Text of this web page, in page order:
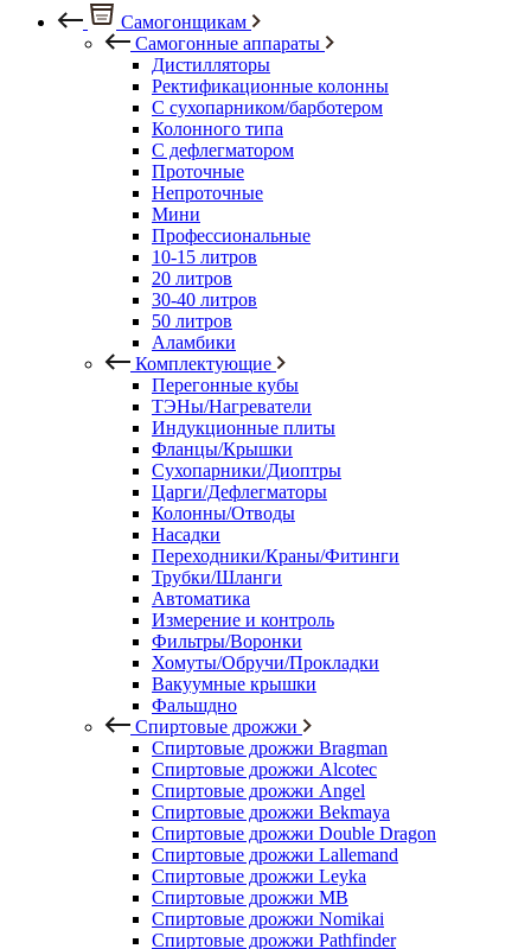
Самогонщикам
Самогонные аппараты
Дистилляторы
Ректификационные колонны
С сухопарником/барботером
Колонного типа
С дефлегматором
Проточные
Непроточные
Мини
Профессиональные
10-15 литров
20 литров
30-40 литров
50 литров
Аламбики
Комплектующие
Перегонные кубы
ТЭНы/Нагреватели
Индукционные плиты
Фланцы/Крышки
Сухопарники/Диоптры
Царги/Дефлегматоры
Колонны/Отводы
Насадки
Переходники/Краны/Фитинги
Трубки/Шланги
Автоматика
Измерение и контроль
Фильтры/Воронки
Хомуты/Обручи/Прокладки
Вакуумные крышки
Фальшдно
Спиртовые дрожжи
Спиртовые дрожжи Bragman
Спиртовые дрожжи Alcotec
Спиртовые дрожжи Angel
Спиртовые дрожжи Bekmaya
Спиртовые дрожжи Double Dragon
Спиртовые дрожжи Lallemand
Спиртовые дрожжи Leyka
Спиртовые дрожжи MB
Спиртовые дрожжи Nomikai
Спиртовые дрожжи Pathfinder